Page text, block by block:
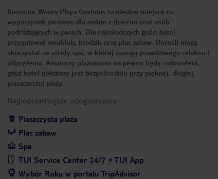
Iberostar Waves Playa Gaviotas to idealne miejsce na
wypoczynek zarówno dla rodzin z dziećmi oraz osób
podróżujących w parach. Dla najmłodszych gości hotel
przygotował miniklub, brodzik oraz plac zabaw. Dorośli mogą
skorzystać ze strefy spa, w której zaznają prawdziwego relaksu i
odprężenia. Amatorzy plażowania na pewno będą zadowoleni,
gdyż hotel położony jest bezpośrednio przy pięknej, długiej,
piaszczystej plaży.
Najpopularniejsze udogodnienia:
Piaszczysta plaża
Plac zabaw
Spa
TUI Service Center 24/7 + TUI App
Wybór Roku w portalu TripAdvisor